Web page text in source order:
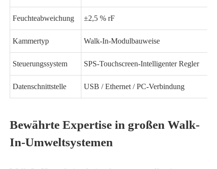
Feuchteabweichung ±2,5 % rF
Kammertyp Walk-In-Modulbauweise
Steuerungssystem SPS-Touchscreen-Intelligenter Regler
Datenschnittstelle USB / Ethernet / PC-Verbindung
Bewährte Expertise in großen Walk-
In-Umweltsystemen